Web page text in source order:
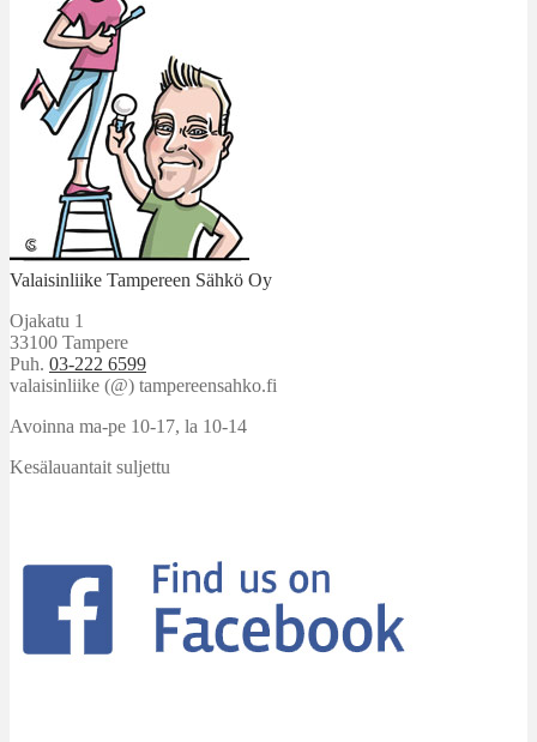
Valaisinliike Tampereen Sähkö Oy
Ojakatu 1
33100 Tampere
Puh. 03-222 6599
valaisinliike (@) tampereensahko.fi
Avoinna ma-pe 10-17, la 10-14
Kesälauantait suljettu